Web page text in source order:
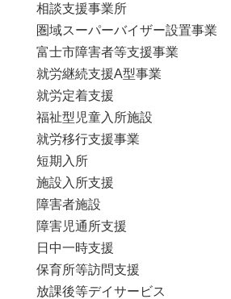
相談支援事業所
圏域スーパーバイザー設置事業
富士市障害者等支援事業
就労継続支援A型事業
就労定着支援
福祉型児童入所施設
就労移行支援事業
短期入所
施設入所支援
障害者施設
障害児通所支援
日中一時支援
保育所等訪問支援
放課後等デイサービス